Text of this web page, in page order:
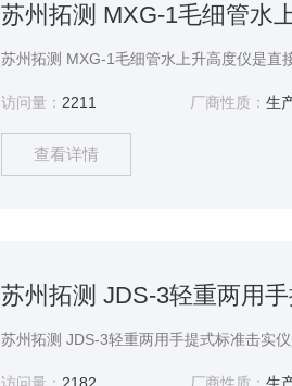
苏州拓测 MXG-1毛细管水
访问量： 2211 厂商性质： 生
查看详情
苏州拓测 JDS-3轻重两用